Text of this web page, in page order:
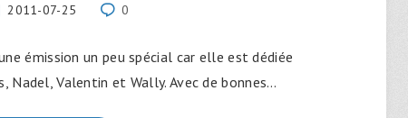
2011-07-25 0
émission un peu spécial car elle est dédiée
Valentin et Wally. Avec de bonnes…